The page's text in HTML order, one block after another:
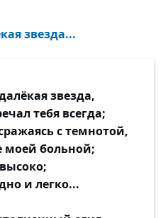
звезда...
звезда,
тебя всегда;
с темнотой,
моей больной;
и легко...